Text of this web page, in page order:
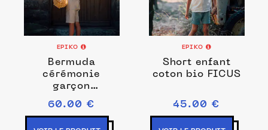
EPIKO
Bermuda
cérémonie
garçon
CITRONNIER
60.00 €
EPIKO
Short enfant
coton bio FICUS
45.00 €